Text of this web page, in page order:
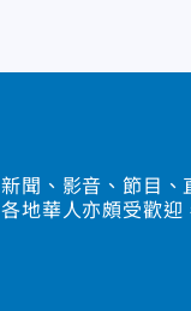
新聞、影音、節目、
各地華人亦頗受歡迎